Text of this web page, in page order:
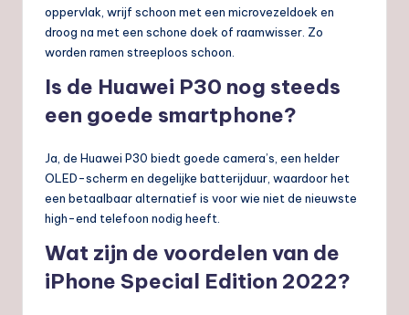
oppervlak, wrijf schoon met een microvezeldoek en
droog na met een schone doek of raamwisser. Zo
worden ramen streeploos schoon.
Is de Huawei P30 nog steeds
een goede smartphone?
Ja, de Huawei P30 biedt goede camera’s, een helder
OLED-scherm en degelijke batterijduur, waardoor het
een betaalbaar alternatief is voor wie niet de nieuwste
high-end telefoon nodig heeft.
Wat zijn de voordelen van de
iPhone Special Edition 2022?